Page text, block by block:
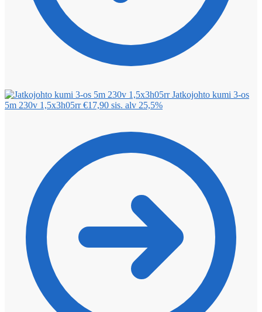
Jatkojohto kumi 3-os
5m 230v 1,5x3h05rr €17,90 sis. alv 25,5%